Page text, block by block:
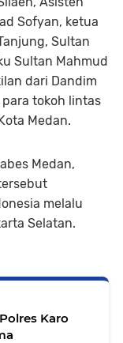
Sofyan, ketua
Sultan
Sultan Mahmud
dari Dandim
tokoh lintas
Medan.
Medan,
melalu
Selatan.
Karo